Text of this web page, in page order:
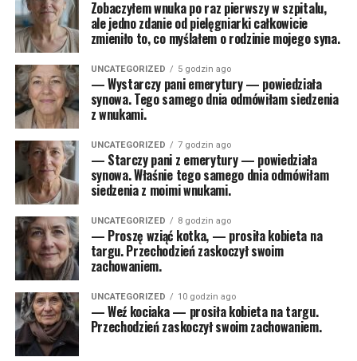
Zobaczyłem wnuka po raz pierwszy w szpitalu,
ale jedno zdanie od pielęgniarki całkowicie
zmieniło to, co myślałem o rodzinie mojego syna.
UNCATEGORIZED 5 godzin ago
— Wystarczy pani emerytury — powiedziała
synowa. Tego samego dnia odmówiłam siedzenia
z wnukami.
UNCATEGORIZED 7 godzin ago
— Starczy pani z emerytury — powiedziała
synowa. Właśnie tego samego dnia odmówiłam
siedzenia z moimi wnukami.
UNCATEGORIZED 8 godzin ago
— Proszę wziąć kotka, — prosiła kobieta na
targu. Przechodzień zaskoczył swoim
zachowaniem.
UNCATEGORIZED 10 godzin ago
— Weź kociaka — prosiła kobieta na targu.
Przechodzień zaskoczył swoim zachowaniem.